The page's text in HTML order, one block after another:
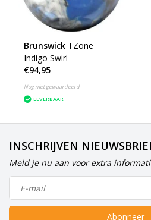
Brunswick TZone
Indigo Swirl
€94,95
Nog niet gewaardeerd
LEVERBAAR
INSCHRIJVEN
Meld je nu aan voor extra
Abonneer